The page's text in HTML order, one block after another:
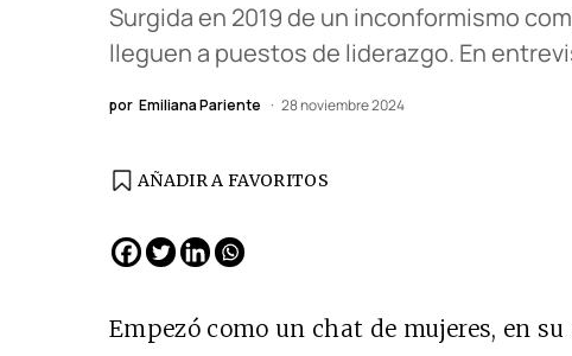
Surgida en 2019 de un inconformismo
lleguen a puestos de liderazgo. En
por Emiliana Pariente 28 noviembre 2024
AÑADIR A FAVORITOS
Empezó como un chat de mujeres, en